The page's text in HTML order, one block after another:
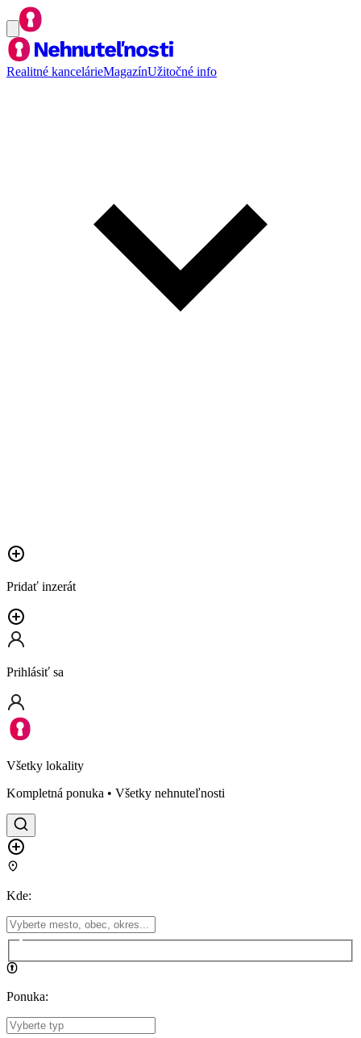
Realitné kancelárieMagazínUžitočné info
Pridať inzerát
Prihlásiť sa
Všetky lokality
Kompletná ponuka • Všetky nehnuteľnosti
Kde:
Ponuka: